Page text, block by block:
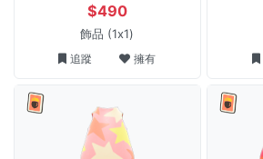
$490
飾品 (1x1)
追蹤 擁有